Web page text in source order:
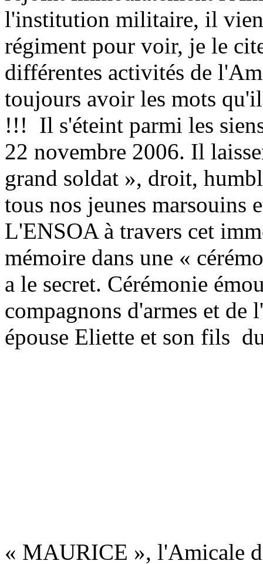
l'institution militaire, il
régiment pour voir, je le
différentes activités de
toujours avoir les mots
!!! Il s'éteint parmi les
22 novembre 2006. Il
grand soldat », droit,
tous nos jeunes marsouins
L'ENSOA à travers cet
mémoire dans une «
a le secret. Cérémonie
compagnons d'armes et de
épouse Eliette et son fils
« MAURICE », l'Amicale